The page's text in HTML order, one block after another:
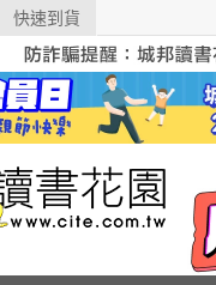
快速到貨